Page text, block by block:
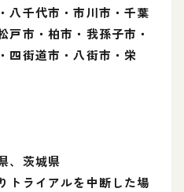
八千代市・市川市・千葉
戸市・柏市・我孫子市・
四街道市・八街市・栄
、茨城県
トライアルを中断した場